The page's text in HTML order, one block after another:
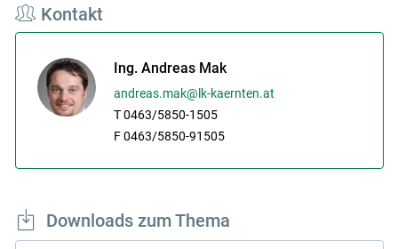
Kontakt
Ing. Andreas Mak
andreas.mak@lk-kaernten.at
T 0463/5850-1505
F 0463/5850-91505
Downloads zum Thema